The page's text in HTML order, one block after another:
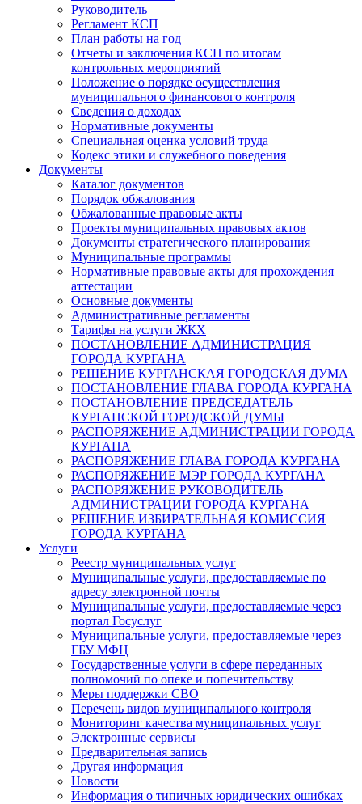
Руководитель
Регламент КСП
План работы на год
Отчеты и заключения КСП по итогам
контрольных мероприятий
Положение о порядке осуществления
муниципального финансового контроля
Сведения о доходах
Нормативные документы
Специальная оценка условий труда
Кодекс этики и служебного поведения
Документы
Каталог документов
Порядок обжалования
Обжалованные правовые акты
Проекты муниципальных правовых актов
Документы стратегического планирования
Муниципальные программы
Нормативные правовые акты для прохождения
аттестации
Основные документы
Административные регламенты
Тарифы на услуги ЖКХ
ПОСТАНОВЛЕНИЕ АДМИНИСТРАЦИЯ
ГОРОДА КУРГАНА
РЕШЕНИЕ КУРГАНСКАЯ ГОРОДСКАЯ ДУМА
ПОСТАНОВЛЕНИЕ ГЛАВА ГОРОДА КУРГАНА
ПОСТАНОВЛЕНИЕ ПРЕДСЕДАТЕЛЬ
КУРГАНСКОЙ ГОРОДСКОЙ ДУМЫ
РАСПОРЯЖЕНИЕ АДМИНИСТРАЦИИ ГОРОДА
КУРГАНА
РАСПОРЯЖЕНИЕ ГЛАВА ГОРОДА КУРГАНА
РАСПОРЯЖЕНИЕ МЭР ГОРОДА КУРГАНА
РАСПОРЯЖЕНИЕ РУКОВОДИТЕЛЬ
АДМИНИСТРАЦИИ ГОРОДА КУРГАНА
РЕШЕНИЕ ИЗБИРАТЕЛЬНАЯ КОМИССИЯ
ГОРОДА КУРГАНА
Услуги
Реестр муниципальных услуг
Муниципальные услуги, предоставляемые по
адресу электронной почты
Муниципальные услуги, предоставляемые через
портал Госуслуг
Муниципальные услуги, предоставляемые через
ГБУ МФЦ
Государственные услуги в сфере переданных
полномочий по опеке и попечительству
Меры поддержки СВО
Перечень видов муниципального контроля
Мониторинг качества муниципальных услуг
Электронные сервисы
Предварительная запись
Другая информация
Новости
Информация о типичных юридических ошибках